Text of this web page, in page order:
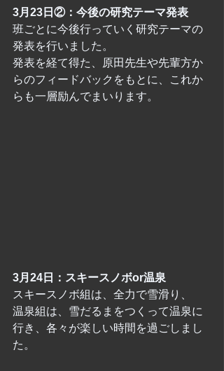
3月23日②：今後の研究テーマ発表
班ごとに今後行っていく研究テーマの
発表を行いました。
発表を経て得た、原田先生や先輩方か
らのフィードバックをもとに、これか
らも一層励んでまいります。
3月24日：スキースノボor温泉
スキースノボ組は、全力で雪滑り、
温泉組は、雪だるまをつくって温泉に
行き、各々が楽しい時間を過ごしまし
た。